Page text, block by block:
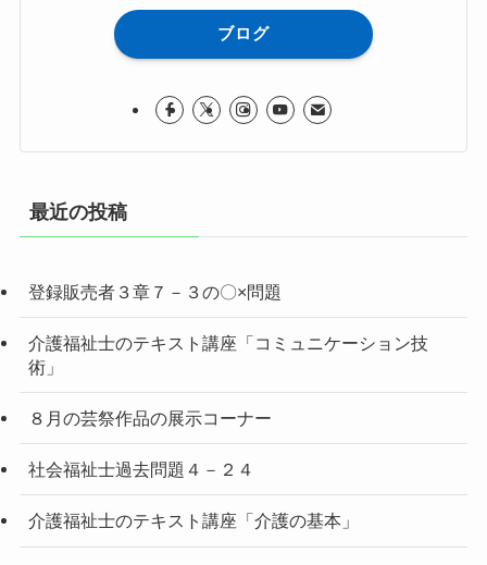
ブログ
最近の投稿
登録販売者３章７－３の〇×問題
介護福祉士のテキスト講座「コミュニケーション技
術」
８月の芸祭作品の展示コーナー
社会福祉士過去問題４－２４
介護福祉士のテキスト講座「介護の基本」